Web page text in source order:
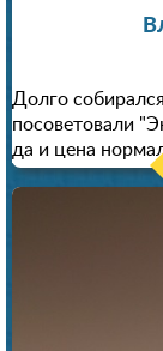
Долго
посоветовали
да и цена